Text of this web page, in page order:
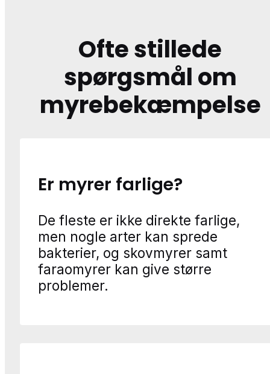
Ofte stillede
spørgsmål om
myrebekæmpelse
Er myrer farlige?
De fleste er ikke direkte farlige,
men nogle arter kan sprede
bakterier, og skovmyrer samt
faraomyrer kan give større
problemer.